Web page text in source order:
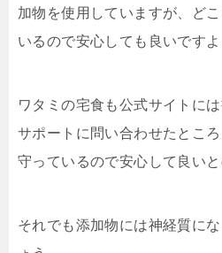
加物を使用していますが、ど
いるので安心しても良いですよ
ワタミの宅食も公式サイトに
サポートに問い合わせたとこ
守っているので安心して良い
それでも添加物には神経質に